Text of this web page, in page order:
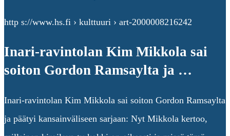
http s://www.hs.fi › kulttuuri › art-2000008216242
Inari-ravintolan Kim Mikkola sai
soiton Gordon Ramsaylta ja …
Inari-ravintolan Kim Mikkola sai soiton Gordon Ramsaylta
ja päätyi kansainväliseen sarjaan: Nyt Mikkola kertoo,